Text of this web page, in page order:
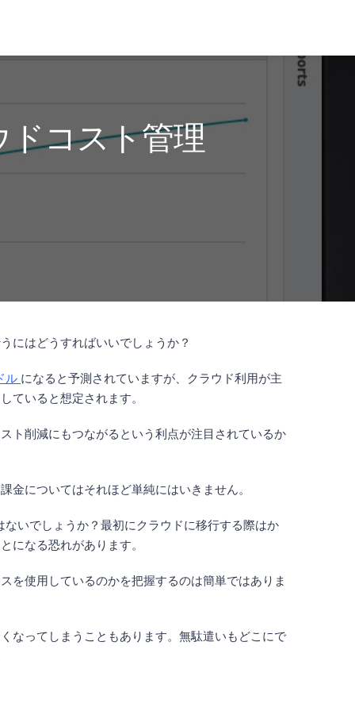
ドコスト管理
にはどうすればいいでしょうか？
ル になると予測されていますが、クラウド利用が主
ていると想定されます。
ト削減にもつながるという利点が注目されているか
金についてはそれほど単純にはいきません。
いでしょうか？最初にクラウドに移行する際はか
になる恐れがあります。
を使用しているのかを把握するのは簡単ではありま
なってしまうこともあります。無駄遣いもどこにで